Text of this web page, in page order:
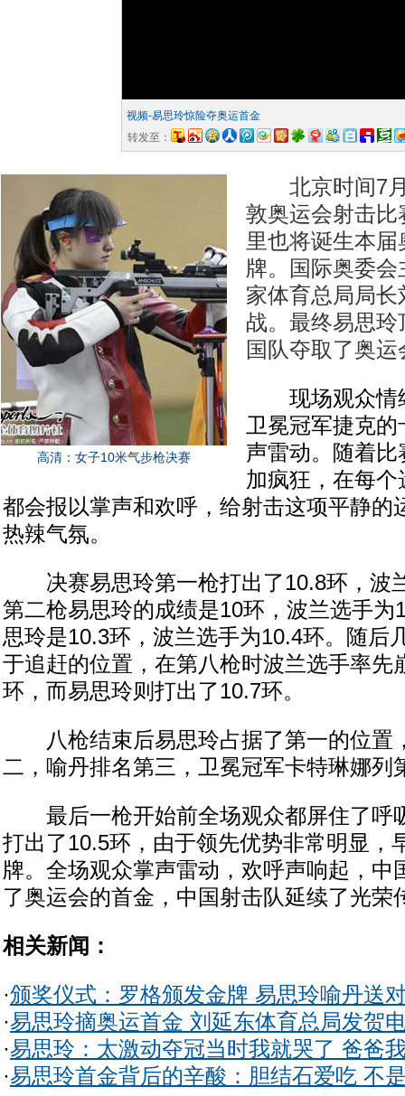
视频-易思玲惊险夺奥运首金
转发至：
高清：女子10米气步枪决赛
北京时间7月
敦奥运会射击
里也将诞生本
牌。国际奥委
家体育总局局
战。最终易思
国队夺取了奥
现场观众情
卫冕冠军捷克
声雷动。随着
加疯狂，在每
都会报以掌声和欢呼，给射击这项平静的
热辣气氛。
决赛易思玲第一枪打出了10.8环，波
第二枪易思玲的成绩是10环，波兰选手为
思玲是10.3环，波兰选手为10.4环。随后
于追赶的位置，在第八枪时波兰选手率先
环，而易思玲则打出了10.7环。
八枪结束后易思玲占据了第一的位置
二，喻丹排名第三，卫冕冠军卡特琳娜列
最后一枪开始前全场观众都屏住了呼
打出了10.5环，由于领先优势非常明显，
牌。全场观众掌声雷动，欢呼声响起，中
了奥运会的首金，中国射击队延续了光荣
相关新闻：
·颁奖仪式：罗格颁发金牌 易思玲喻丹送
·易思玲摘奥运首金 刘延东体育总局发贺
·易思玲：太激动夺冠当时我就哭了 爸爸
·易思玲首金背后的辛酸：胆结石爱吃 不